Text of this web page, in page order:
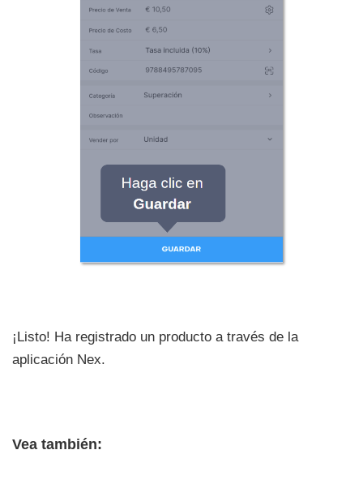
¡Listo! Ha registrado un producto a través de la
aplicación Nex.
Vea también: